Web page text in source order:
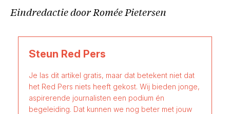
Eindredactie door Romée Pietersen
Steun Red Pers
Je las dit artikel gratis, maar dat betekent niet dat
het Red Pers niets heeft gekost. Wij bieden jonge,
aspirerende journalisten een podium én
begeleiding. Dat kunnen we nog beter met jouw